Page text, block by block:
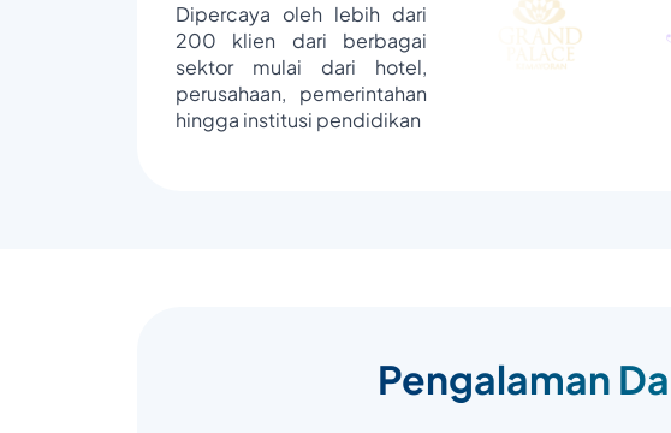
Dipercaya oleh lebih dari
200 klien dari berbagai
sektor mulai dari hotel,
perusahaan, pemerintahan
hingga institusi pendidikan
Pengalaman